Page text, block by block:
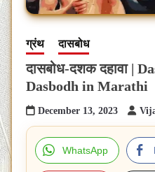
ग्रंथ दासबोध
दासबोध-दशक दहावा |
Dasbodh in Marathi
December 13, 2023
WhatsApp